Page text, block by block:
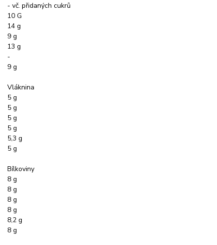
- vč. přidaných cukrů
10 G
14 g
9 g
13 g
-
9 g
Vláknina
5 g
5 g
5 g
5 g
5,3 g
5 g
Bílkoviny
8 g
8 g
8 g
8 g
8,2 g
8 g